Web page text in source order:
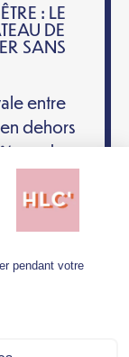
: LE
DE
SANS
entre
dehors
de
de la...